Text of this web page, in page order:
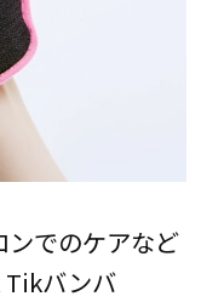
ンでのケアなど
Tikバンバ